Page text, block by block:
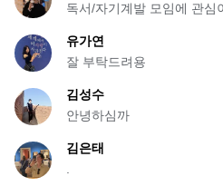
독서/자기계발 모임에 관심
유가연
잘 부탁드려용
김성수
안녕하심까
김은태